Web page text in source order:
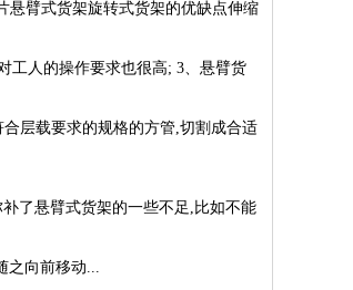
悬臂式货架旋转式货架的优缺点伸缩
工人的操作要求也很高; 3、悬臂货
层载要求的规格的方管,切割成合适
了悬臂式货架的一些不足,比如不能
之向前移动...